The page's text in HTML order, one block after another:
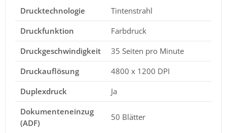
Drucktechnologie
Tintenstrahl
Druckfunktion
Farbdruck
Druckgeschwindigkeit
35 Seiten pro Minute
Druckauflösung
4800 x 1200 DPI
Duplexdruck
Ja
Dokumenteneinzug
(ADF)
50 Blätter